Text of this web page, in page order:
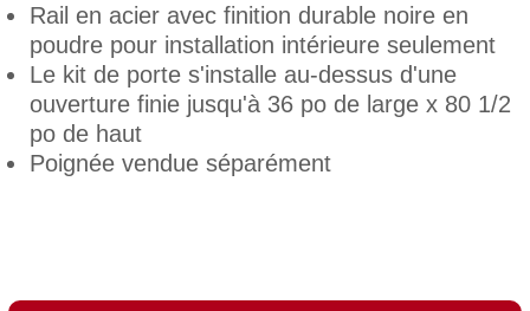
Rail en acier avec finition durable noire en
poudre pour installation intérieure seulement
Le kit de porte s'installe au-dessus d'une
ouverture finie jusqu'à 36 po de large x 80 1/2
po de haut
Poignée vendue séparément